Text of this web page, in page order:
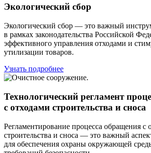
Экологический сбоp
Экологический сбор — это важный
в рамках законодательства Российской
эффективного управления отходами и
утилизации товаров.
Узнать подробнее
Технологический регламент
c отходами строительства и сноса
Регламентирование процесса обращения с
строительства и сноса — это важный
для обеспечения охраны окружающей